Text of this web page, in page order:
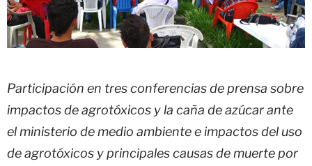
Participación en tres conferencias de prensa sobre
impactos de agrotóxicos y la caña de azúcar ante
el ministerio de medio ambiente e impactos del uso
de agrotóxicos y principales causas de muerte por